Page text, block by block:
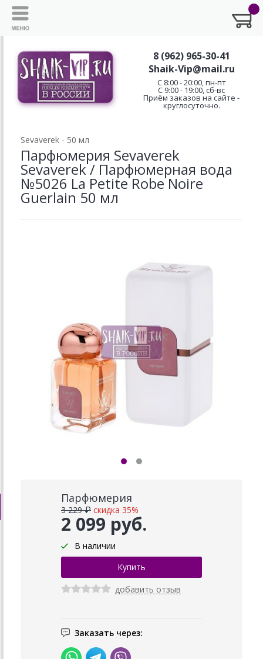
8 (962) 965-30-41
Shaik-Vip@mail.ru
C 8:00 - 20:00, пн-пт
С 9:00 - 19:00, сб-вс
Приём заказов на сайте -
круглосуточно.
Sevaverek - 50 мл
Парфюмерия Sevaverek
Sevaverek / Парфюмерная вода
№5026 La Petite Robe Noire
Guerlain 50 мл
Парфюмерия
2 099 руб.
3 229 ₽ скидка 35%
В наличии
добавить отзыв
Заказать через: